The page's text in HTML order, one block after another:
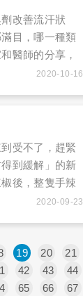
改善流汗狀
目，哪一種類
醫師的分享，
2020-10-16
受不了，趕緊
到緩解」的新
後，整隻手辣
個人鬆了一口
2020-09-23
19 20 21
42 43 44
65 66 67